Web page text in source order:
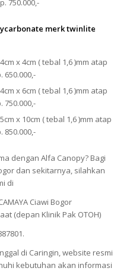
750.000,-
merk twinlite
x 4cm ( tebal 1,6 )mm atap
650.000,-
x 6cm ( tebal 1,6 )mm atap
750.000,-
x 10cm ( tebal 1,6 )mm atap
850.000,-
dengan Alfa Canopy? Bagi
dan sekitarnya, silahkan
di
Ciawi Bogor
(depan Klinik Pak OTOH)
di Caringin, website resmi
kebutuhan akan informasi